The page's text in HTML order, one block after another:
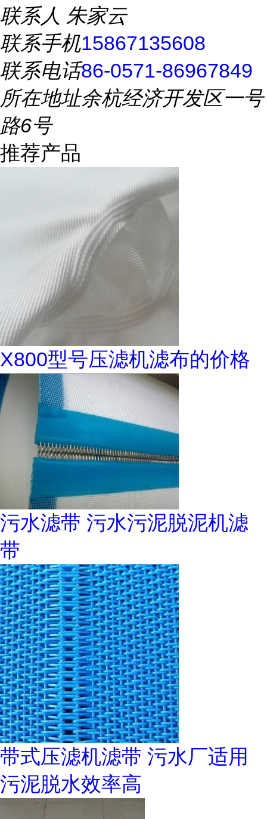
联系人 朱家云
联系手机15867135608
联系电话86-0571-86967849
所在地址余杭经济开发区一号
路6号
推荐产品
X800型号压滤机滤布的价格
污水滤带 污水污泥脱泥机滤
带
带式压滤机滤带 污水厂适用
污泥脱水效率高